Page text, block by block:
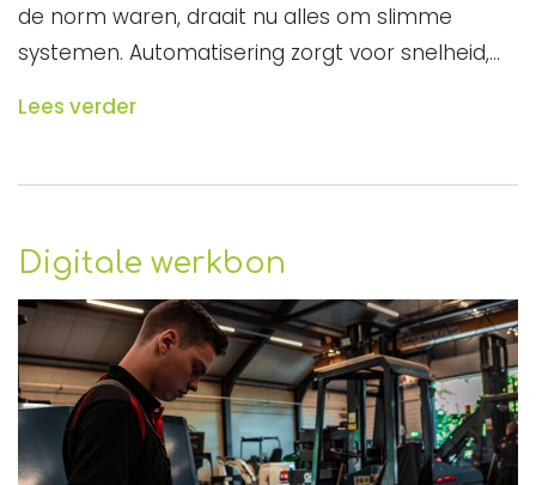
de norm waren, draait nu alles om slimme
systemen. Automatisering zorgt voor snelheid,…
Lees verder
Digitale werkbon